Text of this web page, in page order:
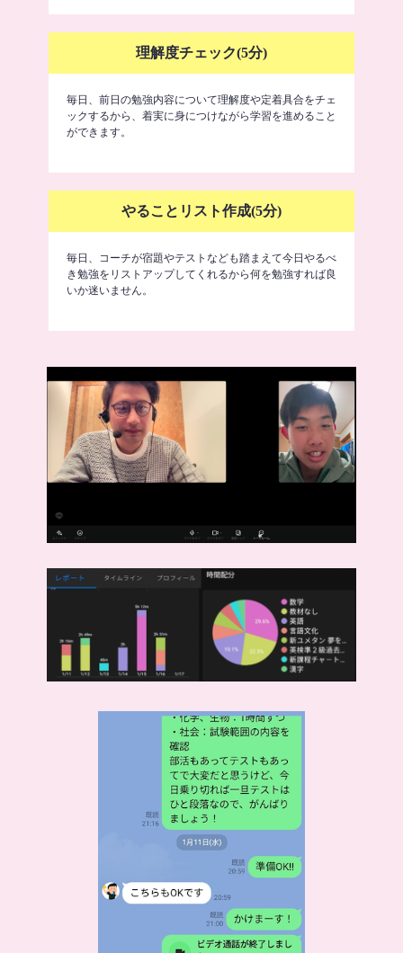
理解度チェック(5分)
毎日、前日の勉強内容について理解度や定着具合をチェ
ックするから、着実に身につけながら学習を進めること
ができます。
やることリスト作成(5分)
毎日、コーチが宿題やテストなども踏まえて今日やるべ
き勉強をリストアップしてくれるから何を勉強すれば良
いか迷いません。